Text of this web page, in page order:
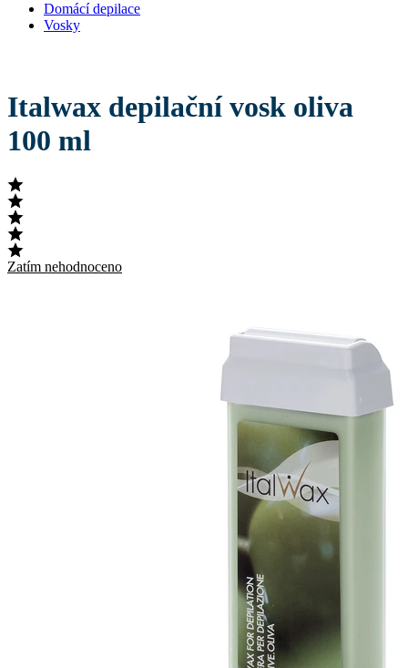
Domácí depilace
Vosky
Italwax depilační vosk oliva
100 ml
Zatím nehodnoceno